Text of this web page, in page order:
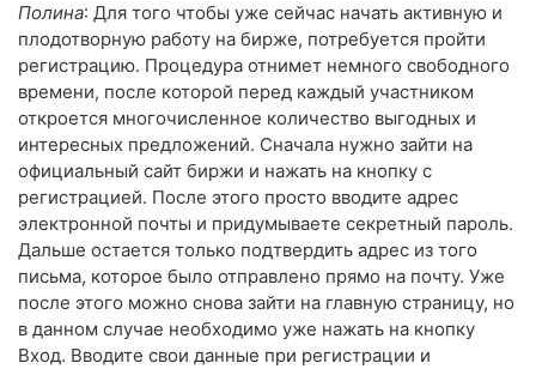
Полина: Для того чтобы уже сейчас начать активную и
плодотворную работу на бирже, потребуется пройти
регистрацию. Процедура отнимет немного свободного
времени, после которой перед каждый участником
откроется многочисленное количество выгодных и
интересных предложений. Сначала нужно зайти на
официальный сайт биржи и нажать на кнопку с
регистрацией. После этого просто вводите адрес
электронной почты и придумываете секретный пароль.
Дальше остается только подтвердить адрес из того
письма, которое было отправлено прямо на почту. Уже
после этого можно снова зайти на главную страницу, но
в данном случае необходимо уже нажать на кнопку
Вход. Вводите свои данные при регистрации и